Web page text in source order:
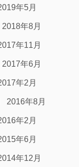
年5月
2018年8月
年11月
2017年6月
年2月
2016年8月
年2月
年6月
年12月